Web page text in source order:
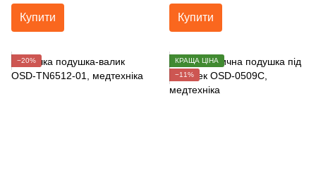
Купити Купити
−20%
КРАЩА ЦІНА
−11%